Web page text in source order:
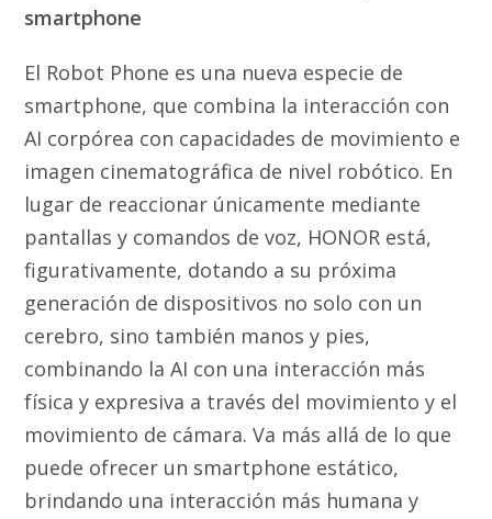
smartphone
El Robot Phone es una nueva especie de
smartphone, que combina la interacción con
AI corpórea con capacidades de movimiento e
imagen cinematográfica de nivel robótico. En
lugar de reaccionar únicamente mediante
pantallas y comandos de voz, HONOR está,
figurativamente, dotando a su próxima
generación de dispositivos no solo con un
cerebro, sino también manos y pies,
combinando la AI con una interacción más
física y expresiva a través del movimiento y el
movimiento de cámara. Va más allá de lo que
puede ofrecer un smartphone estático,
brindando una interacción más humana y